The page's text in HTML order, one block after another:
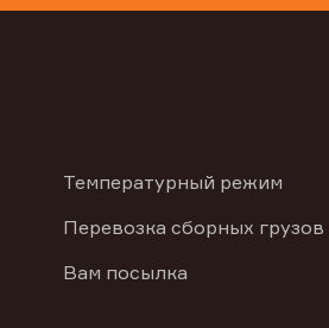
Температурный режим
Перевозка сборных грузов
Вам посылка